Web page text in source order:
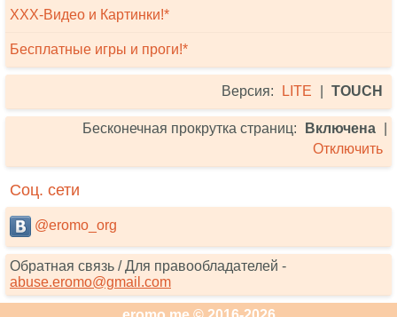
XXX-Видео и Картинки!*
Бесплатные игры и проги!*
Версия: LITE TOUCH
Бесконечная прокрутка страниц: Включена
Отключить
Соц. сети
@eromo_org
Обратная связь / Для правообладателей -
abuse.eromo@gmail.com